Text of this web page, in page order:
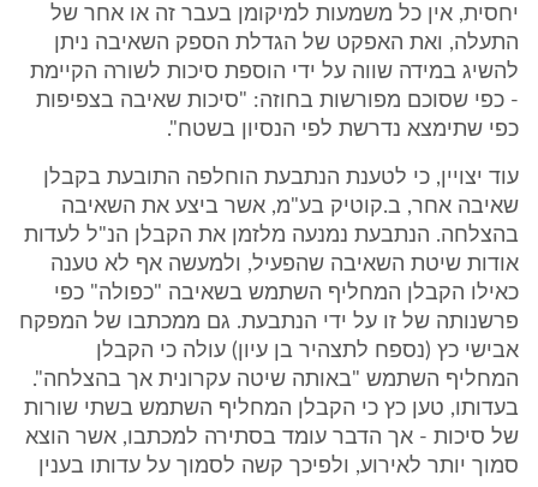
יחסית, אין כל משמעות למיקומן בעבר זה או אחר של
התעלה, ואת האפקט של הגדלת הספק השאיבה ניתן
להשיג במידה שווה על ידי הוספת סיכות לשורה הקיימת
- כפי שסוכם מפורשות בחוזה: "סיכות שאיבה בצפיפות
כפי שתימצא נדרשת לפי הנסיון בשטח".
עוד יצויין, כי לטענת הנתבעת הוחלפה התובעת בקבלן
שאיבה אחר, ב.קוטיק בע"מ, אשר ביצע את השאיבה
בהצלחה. הנתבעת נמנעה מלזמן את הקבלן הנ"ל לעדות
אודות שיטת השאיבה שהפעיל, ולמעשה אף לא טענה
כאילו הקבלן המחליף השתמש בשאיבה "כפולה" כפי
פרשנותה של זו על ידי הנתבעת. גם ממכתבו של המפקח
אבישי כץ (נספח לתצהיר בן עיון) עולה כי הקבלן
המחליף השתמש "באותה שיטה עקרונית אך בהצלחה".
בעדותו, טען כץ כי הקבלן המחליף השתמש בשתי שורות
של סיכות - אך הדבר עומד בסתירה למכתבו, אשר הוצא
סמוך יותר לאירוע, ולפיכך קשה לסמוך על עדותו בענין